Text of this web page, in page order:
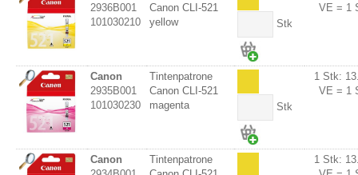
2936B001
101030210
Canon CLI-521
yellow
Stk
VE = 1
Canon
2935B001
101030230
Tintenpatrone
Canon CLI-521
magenta
Stk
1 Stk:
VE = 1
Canon
Tintenpatrone
1 Stk: